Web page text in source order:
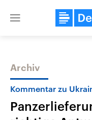
Close
Themen
Archiv
Kommentar zu